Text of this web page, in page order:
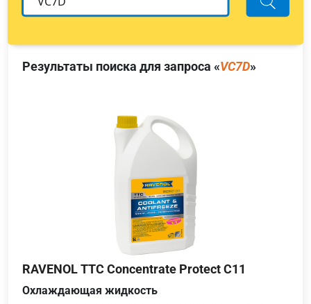
Результаты поиска для запроса «VC7D»
RAVENOL TTC Concentrate Protect C11
Охлаждающая жидкость